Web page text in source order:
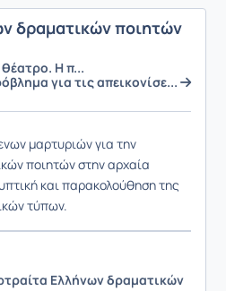
δραματικών ποιητών
Η π...
για τις απεικονίσε...
μαρτυριών για την
ποιητών στην αρχαία
και παρακολούθηση της
τύπων.
Ελλήνων δραματικών